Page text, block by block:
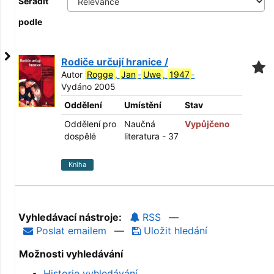
podle
Rodiče určují hranice /
Autor Rogge , Jan - Uwe , 1947 -
Vydáno 2005
Oddělení
Umístění
Stav
Oddělení pro
dospělé
Naučná
literatura - 37
Vypůjčeno
Kniha
Vyhledávací nástroje: RSS
—
Poslat emailem
—
Uložit hledání
Možnosti vyhledávání